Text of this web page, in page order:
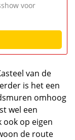
voor
van de
is het een
omhoog
wel een
ook op eigen
de route